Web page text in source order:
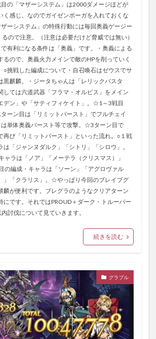
の「マザーシステム」は2000ダメージほどが
く感じ。なのでガイゼンボーガを入れておくな
ーシステム」の特殊行動には毎回奥義ゲージー
ので注意。（注意は必要だけど脅威では無い）
有利になる条件は「奥義」です。・奥義による
るので、奥義火力メインで敵のHPを削っていく
○挑戦した編成について・自召喚石はゼウスでサ
黒麒麟。・ジータちゃんは「レリックバスタ
しては六道武器「フラマ・オルビス」をメイン
デン」や「サティフィケイト」。☆1～3戦目
ーン目は「リミットバースト」でフルチェイ
単体奥義バースト等で攻撃。☆3ターン目で
再び「リミットバースト」といった流れ。○１戦
は「ジャンヌダルク」「シトリ」「シロウ」。
ャラは「ノア」「メーテラ（クリスマス）」
の編成・キャラは「ソーン」「アグロヴァル
」「クラリス」。☆やっぱり今回のブレイブグ
麟が便利です。ブレグラのようなクリアターン
にです。それではPROUD＋ダーク・トルーパー
討伐について見ていきます。
続きを読む
グラブル